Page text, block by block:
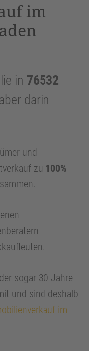
im
in 76532
darin
und
zu 100%
sogar 30 Jahre
und sind deshalb
im